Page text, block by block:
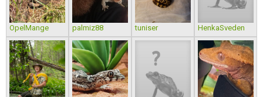
OpelMange palmiz88 tuniser HenkaSveden